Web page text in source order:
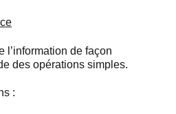
l’information de façon
des opérations simples.
: